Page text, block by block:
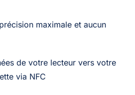
maximale et aucun
de votre lecteur vers votre
via NFC